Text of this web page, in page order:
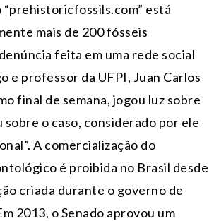
está
mais de 200 fósseis
feita em uma rede social
e professor da UFPI, Juan Carlos
final de semana, jogou luz sobre
sobre o caso, considerado por ele
A comercialização do
é proibida no Brasil desde
criada durante o governo de
2013, o Senado aprovou um